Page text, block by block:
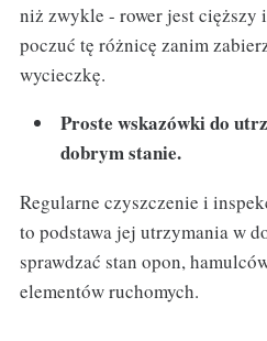
niż zwykle - rower jest cięższy
poczuć tę różnicę zanim
wycieczkę.
Proste wskazówki do
dobrym stanie.
Regularne czyszczenie i
to podstawa jej utrzymania w
sprawdzać stan opon,
elementów ruchomych.